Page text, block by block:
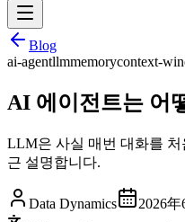
Blog
ai-agentllmmemorycontext-
AI 에이전트는 어
LLM은 사실 매번 대화를
근 설명합니다.
Data Dynamics 2026年